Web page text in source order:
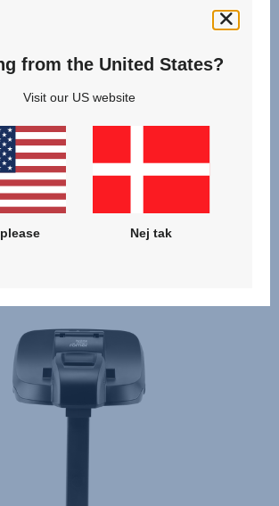
from the United States?
Visit our US website
Nej tak